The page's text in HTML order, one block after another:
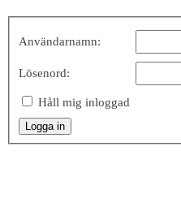
Användarnamn:
Lösenord:
Håll mig inloggad
Logga in